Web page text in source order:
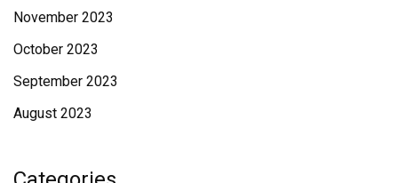
November 2023
October 2023
September 2023
August 2023